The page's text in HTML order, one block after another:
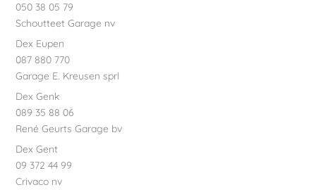
050 38 05 79
Schoutteet Garage nv
Dex Eupen
087 880 770
Garage E. Kreusen sprl
Dex Genk
089 35 88 06
René Geurts Garage bv
Dex Gent
09 372 44 99
Crivaco nv